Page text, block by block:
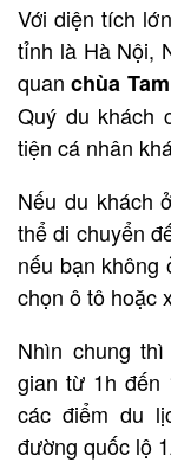
Với diện tích
tỉnh là Hà Nội,
quanchùa
Quý du khách
tiện cá nhân
Nếu du khách
thể di chuyển
nếu bạn không
chọn ô tô hoặc
Nhìn chung
gian từ 1h đến
các điểm du
đường quốc lộ